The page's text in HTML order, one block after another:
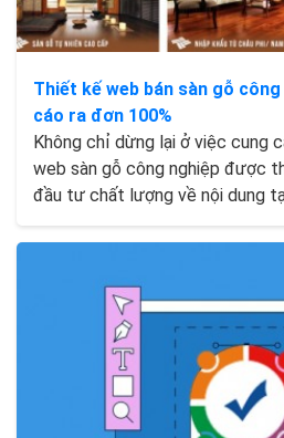
Thiết kế web bán sàn gỗ
cáo ra đơn 100%
Không chỉ dừng lại ở việc cung
web sàn gỗ công nghiệp được
đầu tư chất lượng về nội dung